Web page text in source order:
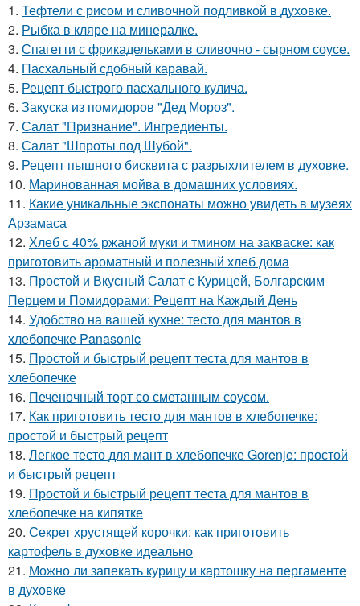
1. Тефтели с рисом и сливочной подливкой в духовке.
2. Рыбка в кляре на минералке.
3. Спагетти с фрикадельками в сливочно - сырном соусе.
4. Пасхальный сдобный каравай.
5. Рецепт быстрого пасхального кулича.
6. Закуска из помидоров "Дед Мороз".
7. Салат "Признание". Ингредиенты.
8. Салат "Шпроты под Шубой".
9. Рецепт пышного бисквита с разрыхлителем в духовке.
10. Маринованная мойва в домашних условиях.
11. Какие уникальные экспонаты можно увидеть в музеях
Арзамаса
12. Хлеб с 40% ржаной муки и тмином на закваске: как
приготовить ароматный и полезный хлеб дома
13. Простой и Вкусный Салат с Курицей, Болгарским
Перцем и Помидорами: Рецепт на Каждый День
14. Удобство на вашей кухне: тесто для мантов в
хлебопечке Panasonic
15. Простой и быстрый рецепт теста для мантов в
хлебопечке
16. Печеночный торт со сметанным соусом.
17. Как приготовить тесто для мантов в хлебопечке:
простой и быстрый рецепт
18. Легкое тесто для мант в хлебопечке Gorenje: простой
и быстрый рецепт
19. Простой и быстрый рецепт теста для мантов в
хлебопечке на кипятке
20. Секрет хрустящей корочки: как приготовить
картофель в духовке идеально
21. Можно ли запекать курицу и картошку на пергаменте
в духовке